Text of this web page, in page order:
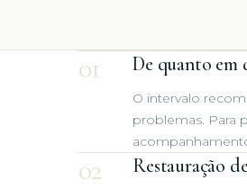
01 De quanto em
O intervalo
problemas. Para
02 Restauração